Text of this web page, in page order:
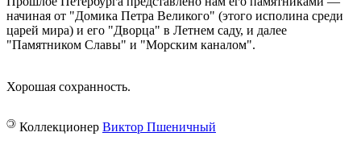
начиная от "Домика Петра Великого" (этого исполина среди
царей мира) и его "Дворца" в Летнем саду, и далее
"Памятником Славы" и "Морским каналом".
Хорошая сохранность.
© Коллекционер Виктор Пшеничный